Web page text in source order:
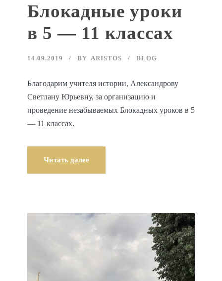
Блокадные уроки
в 5 — 11 классах
14.09.2019 BY ARISTOS BLOG
Благодарим учителя истории, Александрову
Светлану Юрьевну, за организацию и
проведение незабываемых Блокадных уроков в 5
— 11 классах.
Читать далее